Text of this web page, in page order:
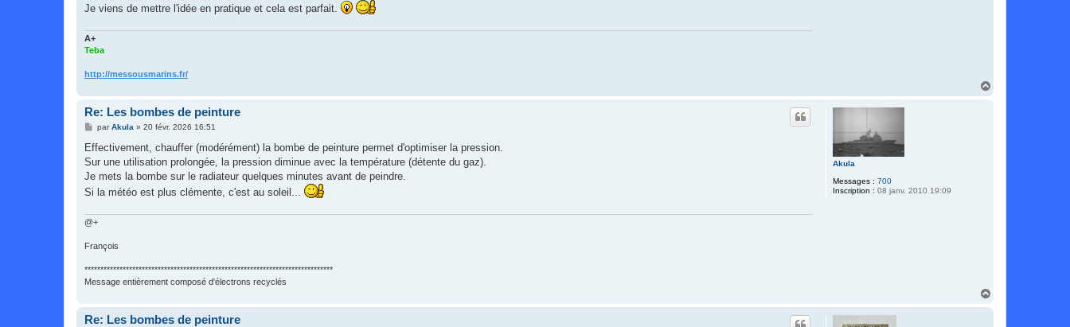
Je viens de mettre l'idée en pratique et cela est parfait.
A+
Teba
http://messousmarins.fr/
Akula
Messages : 700
Inscription : 08 janv. 2010 19:09
Re: Les bombes de peinture
M
s
a
g
parAkula» 20 févr. 2026 16:51
Effectivement, chauffer (modérément) la bombe de peinture permet d'optimiser la pression.
Sur une utilisation prolongée, la pression diminue avec la température (détente du gaz).
Je mets la bombe sur le radiateur quelques minutes avant de peindre.
Si la météo est plus clémente, c'est au soleil...
@+
François
******************************************************************************
Message entièrement composé d'électrons recyclés
Re: Les bombes de peinture